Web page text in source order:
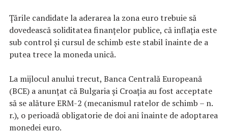
Ţările candidate la aderarea la zona euro trebuie să
dovedească soliditatea finanţelor publice, că inflaţia este
sub control şi cursul de schimb este stabil înainte de a
putea trece la moneda unică.
La mijlocul anului trecut, Banca Centrală Europeană
(BCE) a anunţat că Bulgaria şi Croaţia au fost acceptate
să se alăture ERM-2 (mecanismul ratelor de schimb – n.
r.), o perioadă obligatorie de doi ani înainte de adoptarea
monedei euro.